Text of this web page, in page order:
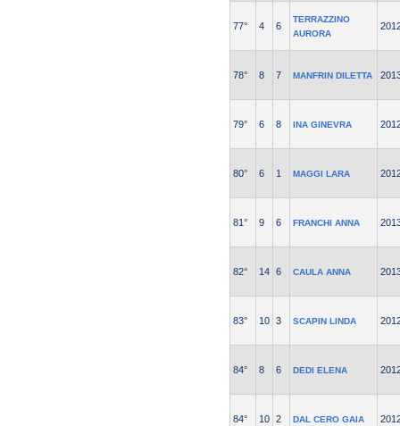
77° 4 6
TERRAZZINO
AURORA
78° 8 7 MANFRIN DILETTA
79° 6 8 INA GINEVRA
80° 6 1 MAGGI LARA
81° 9 6 FRANCHI ANNA
82° 14 6 CAULA ANNA
83° 10 3 SCAPIN LINDA
84° 8 6 DEDI ELENA
84° 10 2 DAL CERO GAIA